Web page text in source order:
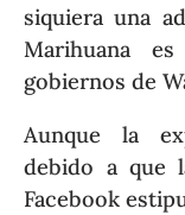
siquiera una
Marihuana
gobiernos de
Aunque la
debido a que
Facebook